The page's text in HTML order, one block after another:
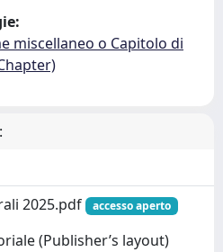
miscellaneo o Capitolo di
2025.pdf
accesso aperto
(Publisher’s layout)